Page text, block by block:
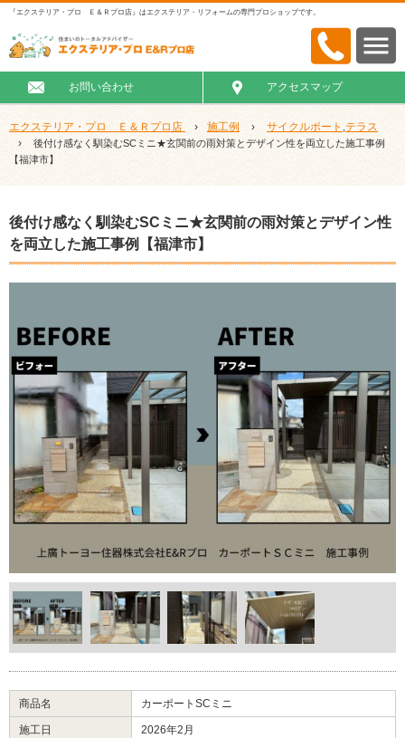
『エクステリア・プロ Ｅ＆Ｒプロ店』はエクステリア・リフォームの専門プロショップです。
お問い合わせ アクセスマップ
エクステリア・プロ Ｅ＆Ｒプロ店 › 施工例 › サイクルポート テラス
›
後付け感なく馴染むSCミニ★玄関前の雨対策とデザイン性を両立した施工事例
【福津市】
後付け感なく馴染むSCミニ★玄関前の雨対策とデザイン性
を両立した施工事例【福津市】
商品名 カーポートSCミニ
施工日 2026年2月